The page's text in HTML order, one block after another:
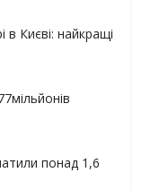
в Києві: найкращі
понад 1,6